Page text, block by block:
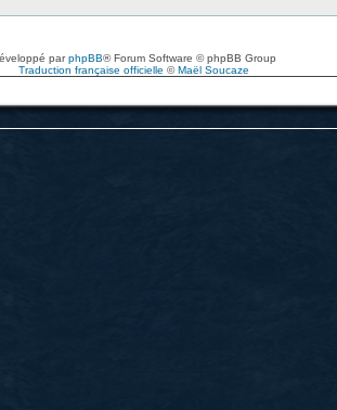
parphpBB® Forum Software © phpBB Group
Traduction française officielle ©Maël Soucaze